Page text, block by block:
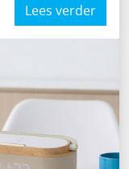
Lees verder